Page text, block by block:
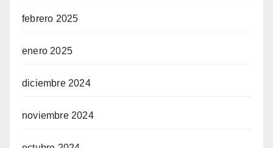
febrero 2025
enero 2025
diciembre 2024
noviembre 2024